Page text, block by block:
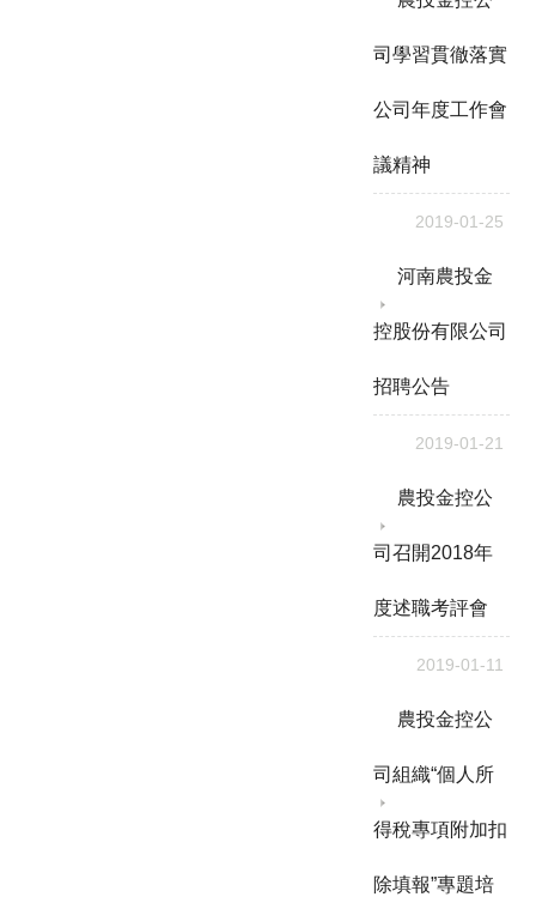
司學習貫徹落實
公司年度工作會
議精神
2019-01-25
河南農投金
控股份有限公司
招聘公告
2019-01-21
農投金控公
司召開2018年
度述職考評會
2019-01-11
農投金控公
司組織“個人所
得稅專項附加扣
除填報”專題培